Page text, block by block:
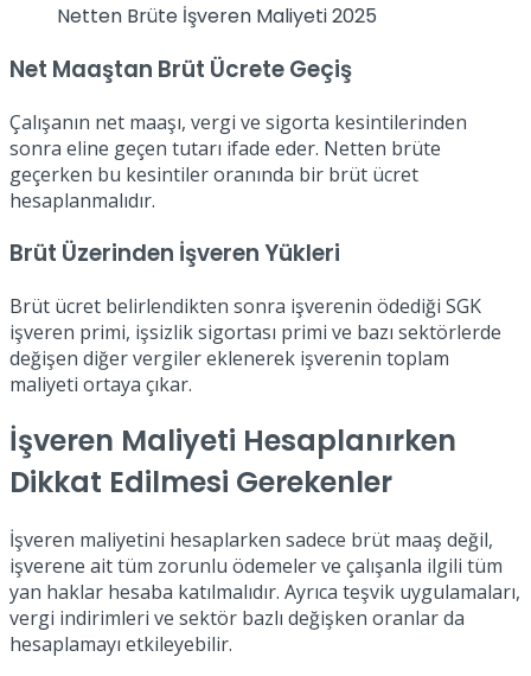
Netten Brüte İşveren Maliyeti 2025
Net Maaştan Brüt Ücrete Geçiş
Çalışanın net maaşı, vergi ve sigorta kesintilerinden
sonra eline geçen tutarı ifade eder. Netten brüte
geçerken bu kesintiler oranında bir brüt ücret
hesaplanmalıdır.
Brüt Üzerinden İşveren Yükleri
Brüt ücret belirlendikten sonra işverenin ödediği SGK
işveren primi, işsizlik sigortası primi ve bazı sektörlerde
değişen diğer vergiler eklenerek işverenin toplam
maliyeti ortaya çıkar.
İşveren Maliyeti Hesaplanırken
Dikkat Edilmesi Gerekenler
İşveren maliyetini hesaplarken sadece brüt maaş değil,
işverene ait tüm zorunlu ödemeler ve çalışanla ilgili tüm
yan haklar hesaba katılmalıdır. Ayrıca teşvik uygulamaları,
vergi indirimleri ve sektör bazlı değişken oranlar da
hesaplamayı etkileyebilir.